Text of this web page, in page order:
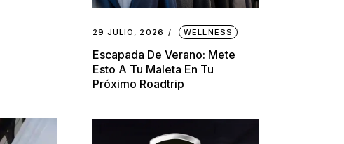
29 JULIO, 2026 WELLNESS
Escapada De Verano: Mete
Esto A Tu Maleta En Tu
Próximo Roadtrip